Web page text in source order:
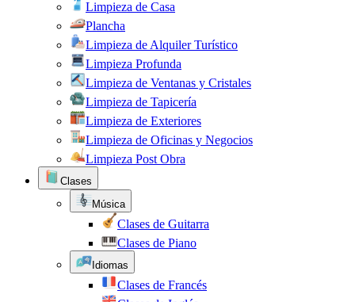
Limpieza de Casa
Plancha
Limpieza de Alquiler Turístico
Limpieza Profunda
Limpieza de Ventanas y Cristales
Limpieza de Tapicería
Limpieza de Exteriores
Limpieza de Oficinas y Negocios
Limpieza Post Obra
Clases
Música
Clases de Guitarra
Clases de Piano
Idiomas
Clases de Francés